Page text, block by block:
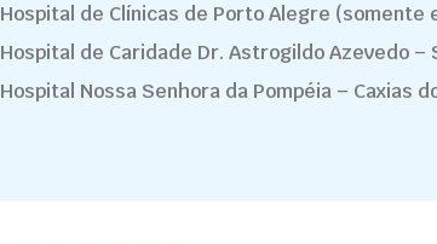
Hospital de Clínicas de Porto Alegre (somente
Hospital de Caridade Dr. Astrogildo Azevedo –
Hospital Nossa Senhora da Pompéia – Caxias